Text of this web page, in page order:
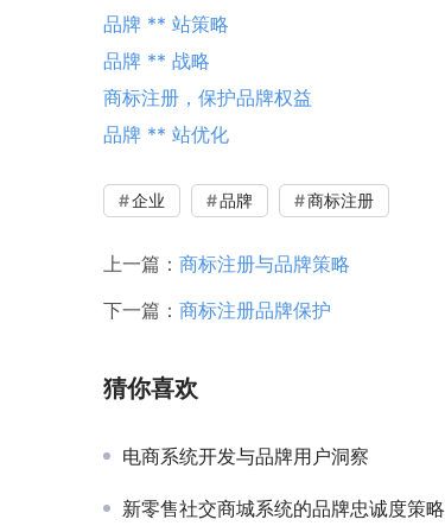
品牌 ** 站策略
品牌 ** 战略
商标注册，保护品牌权益
品牌 ** 站优化
企业 品牌 商标注册
上一篇： 商标注册与品牌策略
下一篇： 商标注册品牌保护
猜你喜欢
电商系统开发与品牌用户洞察
新零售社交商城系统的品牌忠诚度策略